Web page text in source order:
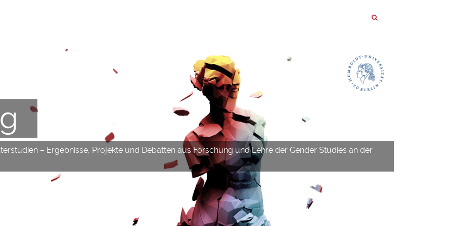
– Ergebnisse, Projekte und Debatten aus Forschung und Lehre der Gender Studies an der